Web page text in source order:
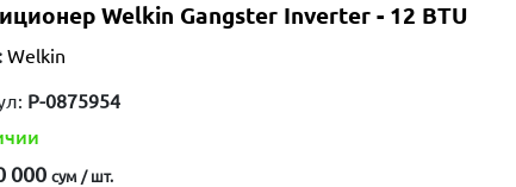
Welkin Gangster Inverter - 12 BTU
Welkin
P-0875954
000 сум / шт.